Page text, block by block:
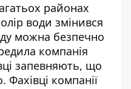
районах
води змінився
можна безпечно
компанія
запевняють, що
Фахівці компанії